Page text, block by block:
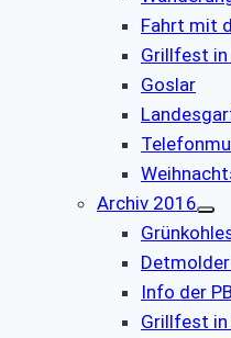
Fahrt mit
Grillfest
Goslar
Archiv 2016
Info der
Grillfest